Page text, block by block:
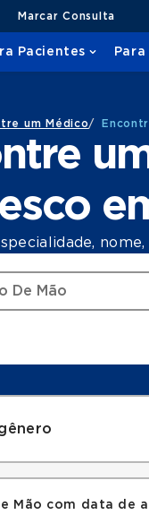
Marcar Consulta
Pacientes
um Médico/
Mão com data de